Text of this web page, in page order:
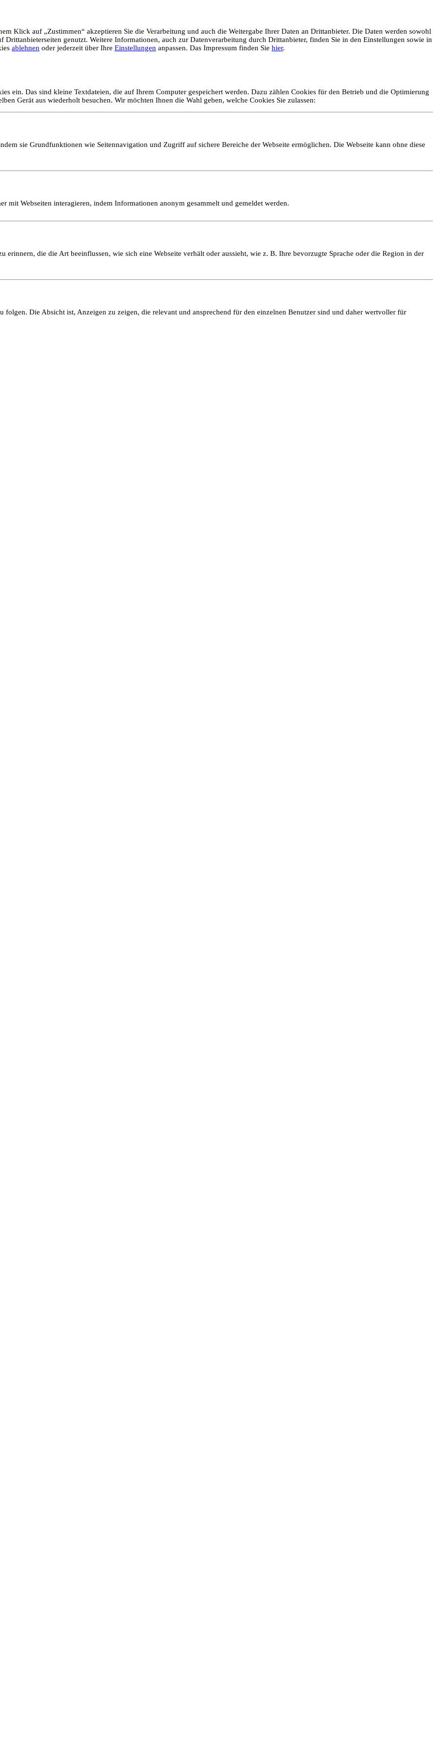
Klick auf „Zustimmen“ akzeptieren Sie die Verarbeitung und auch die Weitergabe Ihrer Daten an Drittanbieter. Die Daten werden sowohl
genutzt. Weitere Informationen, auch zur Datenverarbeitung durch Drittanbieter, finden Sie in den Einstellungen sowie in
ablehnen oder jederzeit über Ihre Einstellungen anpassen. Das Impressum finden Sie hier.
ein. Das sind kleine Textdateien, die auf Ihrem Computer gespeichert werden. Dazu zählen Cookies für den Betrieb und die Optimierung
Gerät aus wiederholt besuchen. Wir möchten Ihnen die Wahl geben, welche Cookies Sie zulassen:
sie Grundfunktionen wie Seitennavigation und Zugriff auf sichere Bereiche der Webseite ermöglichen. Die Webseite kann ohne diese
mit Webseiten interagieren, indem Informationen anonym gesammelt und gemeldet werden.
erinnern, die die Art beeinflussen, wie sich eine Webseite verhält oder aussieht, wie z. B. Ihre bevorzugte Sprache oder die Region in der
folgen. Die Absicht ist, Anzeigen zu zeigen, die relevant und ansprechend für den einzelnen Benutzer sind und daher wertvoller für